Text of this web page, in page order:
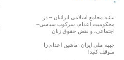
ملی
بیانیه مجامع اسلامی ایرانیان – در
محکومیت اعدام، سرکوب سیاسی–
اجتماعی، و نقض حقوق زنان
جبهه ملی ایران: ماشین اعدام را
متوقف کنید!